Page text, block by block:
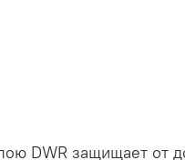
DWR защищает от